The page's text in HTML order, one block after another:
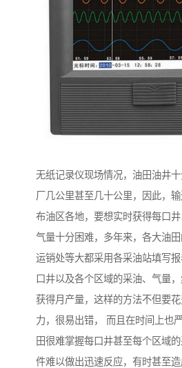
无纸记录仪现场情况，油田油井
厂几公里甚至几十公里，因此，
布油区各地，要想实时获得每口
气量十分困难，多年来，各大油田
运销处等大都采用各采油站填写
口井以及各个区域的采油、气量
获得月产量，这样的方法不但要
力，很易出错， 而且在时间上也
田很难掌握每口井甚至每个区域
件难以做出迅速反应，有时甚至造